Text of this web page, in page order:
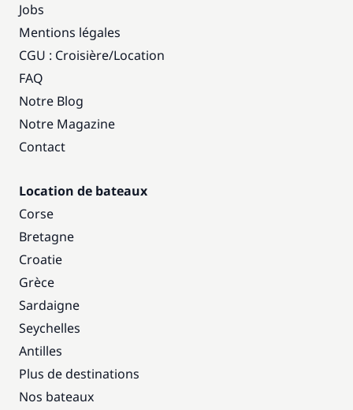
Jobs
Mentions légales
CGU : Croisière/Location
FAQ
Notre Blog
Notre Magazine
Contact
Location de bateaux
Corse
Bretagne
Croatie
Grèce
Sardaigne
Seychelles
Antilles
Plus de destinations
Nos bateaux